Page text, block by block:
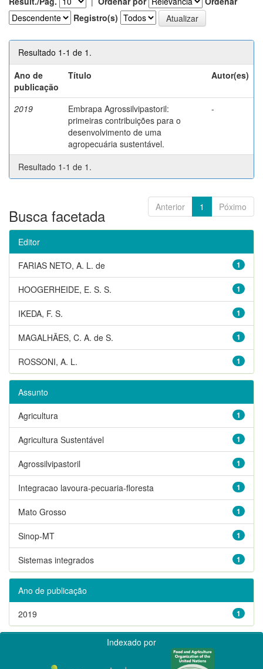
Registro(s)
Resultado 1-1 de 1.
Ano de
publicação
Título Autor(es)
2019
Embrapa Agrossilvipastoril:
primeiras contribuições para o
desenvolvimento de uma
agropecuária sustentável.
-
Resultado 1-1 de 1.
Anterior 1 Póximo
Busca facetada
Editor
1
FARIAS NETO, A. L. de
1
HOOGERHEIDE, E. S. S.
1
IKEDA, F. S.
1
MAGALHÃES, C. A. de S.
1
ROSSONI, A. L.
Assunto
1
Agricultura
1
Agricultura Sustentável
1
Agrossilvipastoril
1
Integracao lavoura-pecuaria-floresta
1
Mato Grosso
1
Sinop-MT
1
Sistemas integrados
Ano de publicação
1
2019
Indexado por